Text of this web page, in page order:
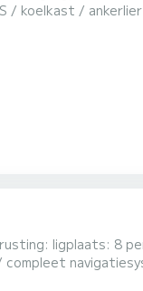
/ koelkast /
eiken interieur /